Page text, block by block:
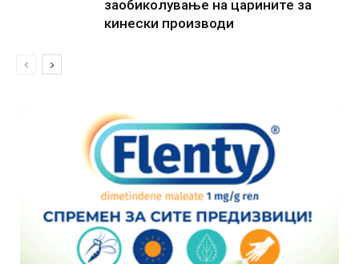
заобиколување на царините за
кинески производи